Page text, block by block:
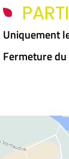
Uniquement
Fermeture